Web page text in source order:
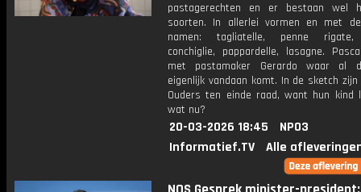
pastagerechten en er bestaan wel
soorten. In allerlei vormen en met
namen: tagliatelle, penne
conchiglie, pappardelle, lasagne.
met pastamaker Gerardo waar al
eigenlijk vandaan komt. In de sketch zijn
Ouders ten einde raad, want hun kind
wat nu?
20-03-2026 18:45
NPO3
Informatief.TV
Alle